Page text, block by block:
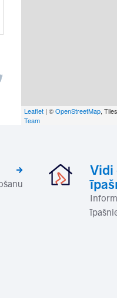
Leaflet | ©OpenStreetMap,
Team
Vidi